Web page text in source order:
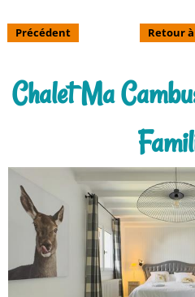
Précédent Retour
Chalet Ma